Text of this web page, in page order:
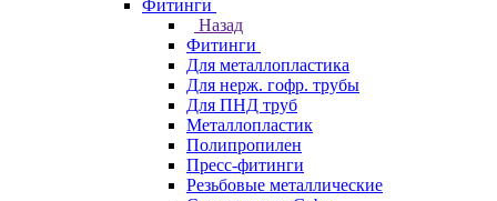
Фитинги
Назад
Фитинги
Для металлопластика
Для нерж. гофр. трубы
Для ПНД труб
Металлопластик
Полипропилен
Пресс-фитинги
Резьбовые металлические